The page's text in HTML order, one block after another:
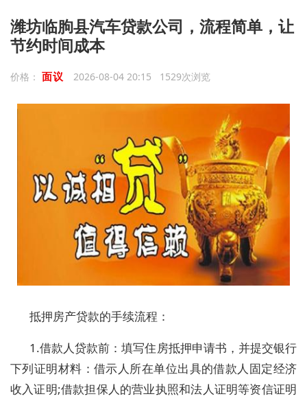
潍坊临朐县汽车贷款公司，流程简单，让
节约时间成本
价格： 面议 2026-08-04 20:15 1529次浏览
抵押房产贷款的手续流程：
1.借款人贷款前：填写住房抵押申请书，并提交银行
下列证明材料：借示人所在单位出具的借款人固定经济
收入证明;借款担保人的营业执照和法人证明等资信证明